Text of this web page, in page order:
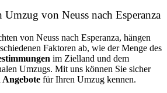
von Neuss nach Esperanza
von Neuss nach Esperanza, hängen
Faktoren ab, wie der Menge des
im Zielland und dem
Umzugs. Mit uns können Sie sicher
Angebote für Ihren Umzug kennen.